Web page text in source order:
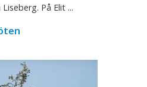
På Elit ...